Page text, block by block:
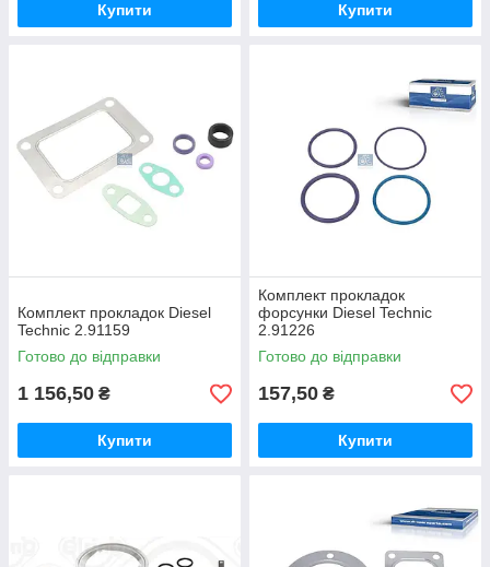
Купити Купити
Комплект прокладок Diesel
Technic 2.91159
Готово до відправки
1 156,50 ₴
Купити
Комплект прокладок
форсунки Diesel Technic
2.91226
Готово до відправки
157,50 ₴
Купити